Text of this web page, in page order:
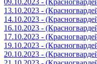
13.10.2023 -
14.10.2023 -
16.10.2023 -
17.10.2023 -
19.10.2023 -
20.10.2023 -